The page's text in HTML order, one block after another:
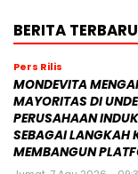
BERITA TERBARU
Pers Rilis
MONDEVITA
MAYORITAS DI
PERUSAHAAN
SEBAGAI LANGKAH
MEMBANGUN